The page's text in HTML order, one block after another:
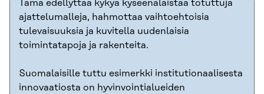
Tämä edellyttää kykyä kyseenalaistaa totuttuja
ajattelumalleja, hahmottaa vaihtoehtoisia
tulevaisuuksia ja kuvitella uudenlaisia
toimintatapoja ja rakenteita.
Suomalaisille tuttu esimerkki institutionaalisesta
innovaatiosta on hyvinvointialueiden